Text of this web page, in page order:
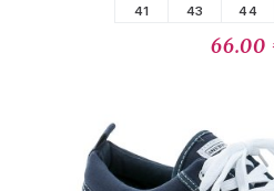
41 43 44
66.00